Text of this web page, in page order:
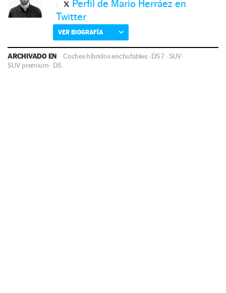
Perfil de Mario Herráez en
Twitter
VER BIOGRAFÍA
ARCHIVADO EN Coches híbridos enchufables·DS 7 ·SUV ·
SUV premium · DS